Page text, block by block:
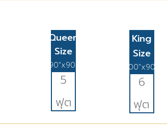
Queen
Size
90"x90"
5
ฟุต
King
Size
100"x90"
6
ฟุต